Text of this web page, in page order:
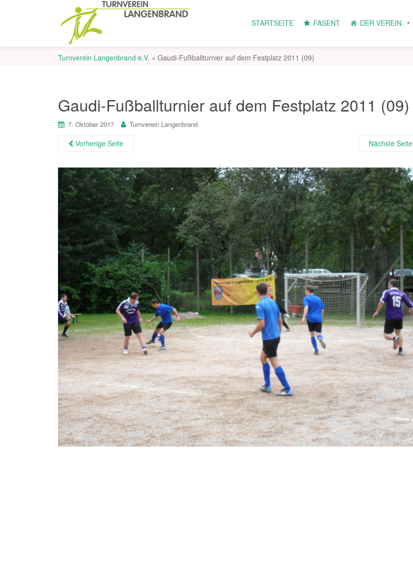
STARTSEITE FASENT DER VEREIN
Turnverein Langenbrand e.V. » Gaudi-Fußballturnier auf dem Festplatz 2011 (09)
Gaudi-Fußballturnier auf dem Festplatz 2011 (09)
7. Oktober 2017 Turnverein Langenbrand
Vorherige Seite Nächste Seite